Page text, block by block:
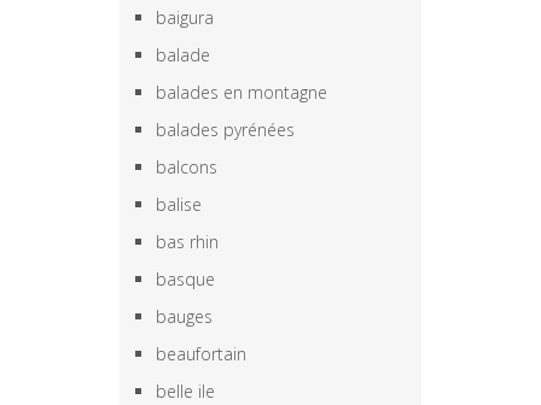
baigura
balade
balades en montagne
balades pyrénées
balcons
balise
bas rhin
basque
bauges
beaufortain
belle ile